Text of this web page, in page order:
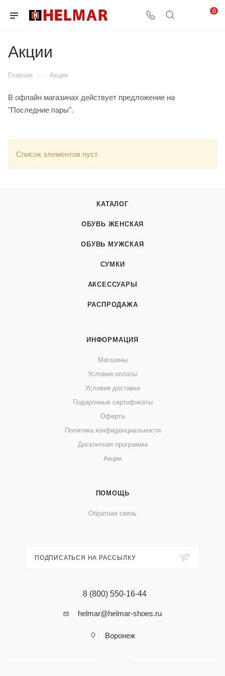
0
Акции
Главная — Акции
В офлайн магазинах действует предложение на
"Последние пары".
Список элементов пуст
КАТАЛОГ
ОБУВЬ ЖЕНСКАЯ
ОБУВЬ МУЖСКАЯ
СУМКИ
АКСЕССУАРЫ
РАСПРОДАЖА
ИНФОРМАЦИЯ
Магазины
Условия оплаты
Условия доставки
Подарочные сертификаты
Оферта
Политика конфиденциальности
Дисконтная программа
Акции
ПОМОЩЬ
Обратная связь
ПОДПИСАТЬСЯ НА РАССЫЛКУ
8 (800) 550-16-44
helmar@helmar-shoes.ru
Воронеж